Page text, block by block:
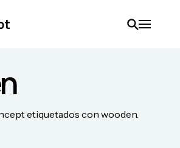
etiquetados con wooden.